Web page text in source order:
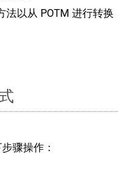
法以从 POTM 进行转换
骤操作：